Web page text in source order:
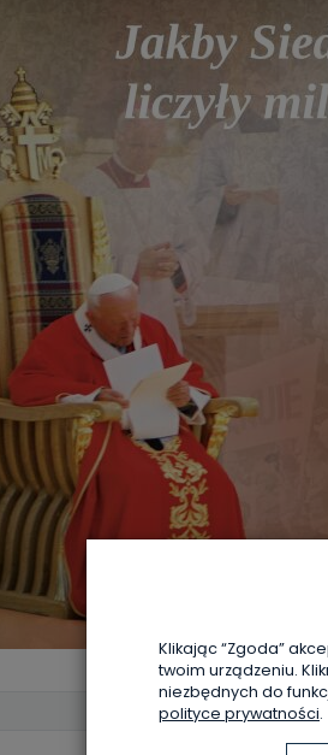
Klikając “Zgoda”
twoim urządzeniu.
niezbędnych do
polityce prywatności.